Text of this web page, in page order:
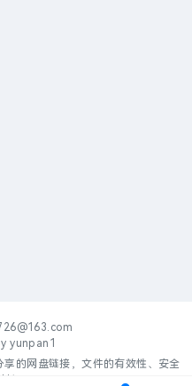
yunpan1
的网盘链接，文件的有效性、安全